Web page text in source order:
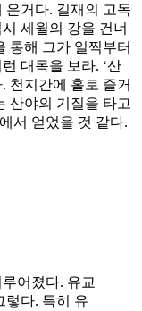
은거다. 길재의 고독
세월의 강을 건너
통해 그가 일찍부터
대목을 보라. ‘산
천지간에 홀로 즐거
산야의 기질을 타고
서 얻었을 것 같다.
어졌다. 유교
렇다. 특히 유